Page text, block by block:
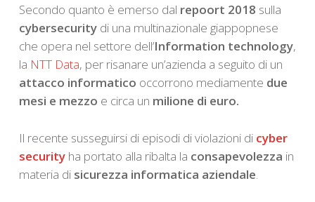
Secondo quanto è emerso dal repoort 2018 sulla
cybersecuritydi una multinazionale giappopnese
che opera nel settore dell’Information technology,
la NTT Data, per risanare un’azienda a seguito di un
attacco informatico occorrono mediamente due
mesi e mezzo e circa un milione di euro.
Il recente susseguirsi di episodi di violazioni di cyber
securityha portato alla ribalta la consapevolezza in
materia di sicurezza informatica aziendale